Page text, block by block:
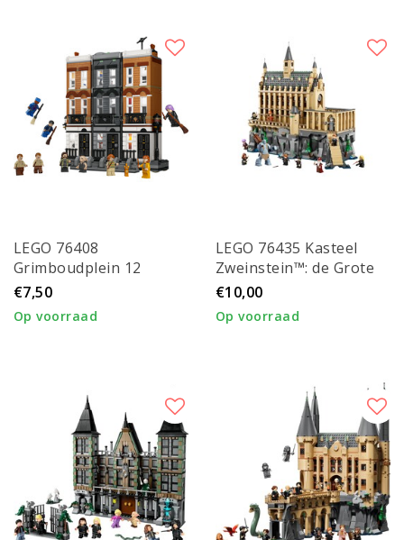
LEGO 76408
Grimboudplein 12
€7,50
Op voorraad
LEGO 76435 Kasteel
Zweinstein™: de Grote
Zaal
€10,00
Op voorraad